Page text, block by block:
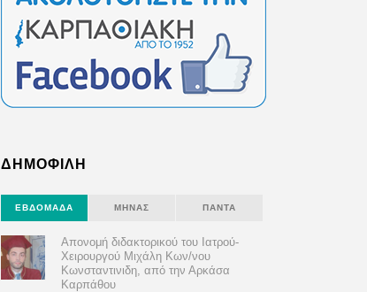
ΔΗΜΟΦΙΛΗ
ΕΒΔΟΜΆΔΑ ΜΉΝΑΣ ΠΆΝΤΑ
Απονομή διδακτορικού του Ιατρού-
Χειρουργού Μιχάλη Κων/νου
Κωνσταντινιδη, από την Αρκάσα
Καρπάθου